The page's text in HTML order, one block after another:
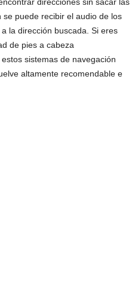
puede recibir el audio de los
la dirección buscada. Si eres
de pies a cabeza
sistemas de navegación
altamente recomendable e